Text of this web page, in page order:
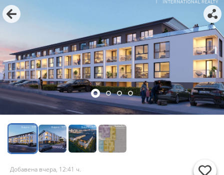
Добавена вчера, 12:41 ч.